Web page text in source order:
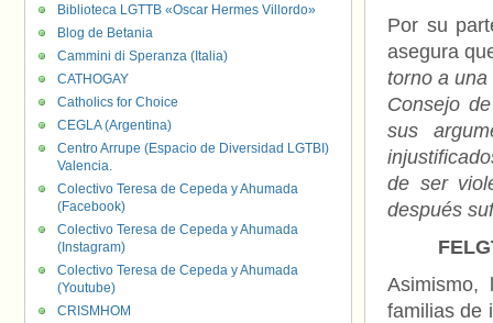
Por su
asegura
torno a
Consejo
sus
de ser
después
Asimismo,
familias de
Biblioteca LGTTB «Oscar Hermes Villordo»
Blog de Betania
Cammini di Speranza (Italia)
CATHOGAY
Catholics for Choice
CEGLA (Argentina)
Centro Arrupe (Espacio de Diversidad LGTBI)
Valencia.
Colectivo Teresa de Cepeda y Ahumada
(Facebook)
Colectivo Teresa de Cepeda y Ahumada
(Instagram)
Colectivo Teresa de Cepeda y Ahumada
(Youtube)
CRISMHOM